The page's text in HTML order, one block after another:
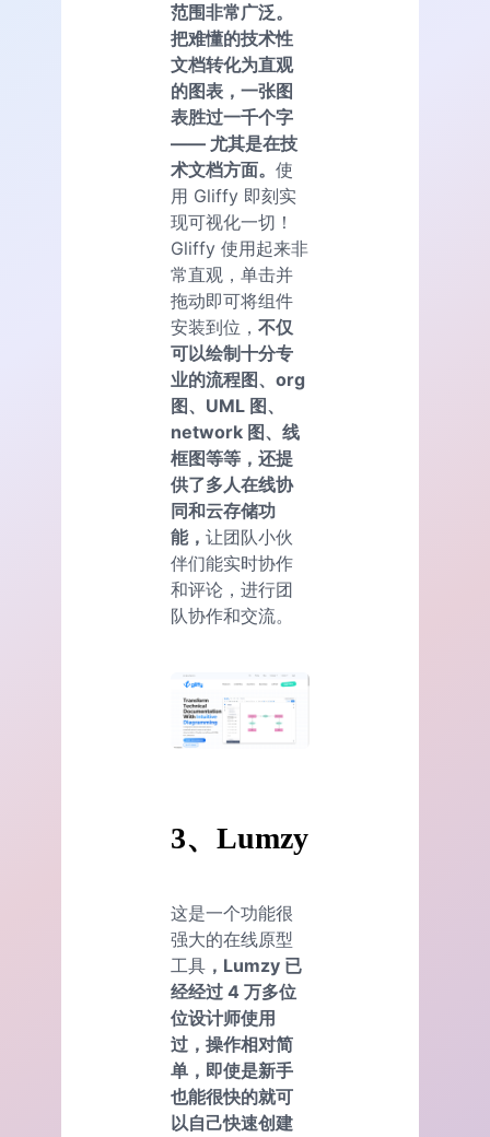
范围非常广泛。
把难懂的技术性
文档转化为直观
的图表，一张图
表胜过一千个字
—— 尤其是在技
术文档方面。 使
用 Gliffy 即刻实
现可视化一切！
Gliffy 使用起来非
常直观，单击并
拖动即可将组件
安装到位， 不仅
可以绘制十分专
业的流程图、org
图、UML 图、
network 图、线
框图等等，还提
供了多人在线协
同和云存储功
能， 让团队小伙
伴们能实时协作
和评论，进行团
队协作和交流。
3、 Lumzy
这是一个功能很
强大的在线原型
工具 ，Lumzy 已
经经过 4 万多位
位设计师使用
过，操作相对简
单，即使是新手
也能很快的就可
以自己快速创建